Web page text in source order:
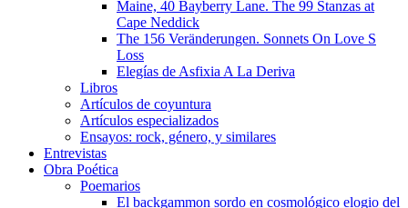
Maine, 40 Bayberry Lane. The 99 Stanzas at
Cape Neddick
The 156 Veränderungen. Sonnets On Love S
Loss
Elegías de Asfixia A La Deriva
Libros
Artículos de coyuntura
Artículos especializados
Ensayos: rock, género, y similares
Entrevistas
Obra Poética
Poemarios
El backgammon sordo en cosmológico elogio del